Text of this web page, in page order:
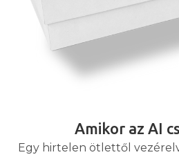
Amikor az AI
Egy hirtelen ötlettől